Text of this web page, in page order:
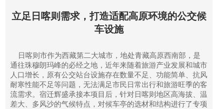
立足日喀则需求，打造适配高原环境的公交候
车设施
日喀则市作为西藏第二大城市，地处青藏高原西南部，是
通往珠穆朗玛峰的必经之地，近年来随着旅游产业发展和城市
人口增长，原有公交站台设施存在数量不足、功能简单、抗风
耐寒性能不足等问题，无法满足市民日常出行和旅游旺季的客
流需求。宿迁辉盛承接本项目后，针对日喀则地区高海拔、温
差大、多风沙的气候特点，对候车亭的选材和结构进行了专项